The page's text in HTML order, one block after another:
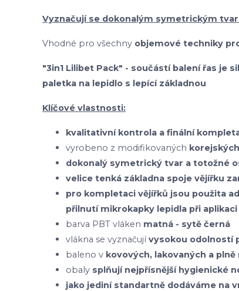
Vyznačují se dokonalým symetrickým
Vhodné pro všechny objemové techniky
"3in1 Lilibet Pack" - součástí balení řas je
paletka na lepidlo s lepící základnou
Klíčové vlastnosti:
kvalitativní kontrola a finální
vyrobeno z modifikovaných korejských
dokonalý symetrický tvar a totožné
velice tenká základna spoje vějířku
pro kompletaci vějířků jsou použita
přilnutí mikrokapky lepidla při aplikaci
barva PBT vláken matná - sytě černá
vlákna se vyznačujívysokou odolností
baleno v kovových, lakovaných a
obaly splňují nejpřísnější hygienické
jako jediní standartně dodáváme na